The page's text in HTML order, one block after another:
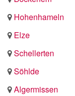
Hohenhameln
Elze
Schellerten
Söhlde
Algermissen